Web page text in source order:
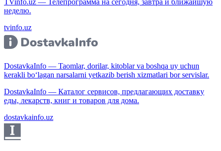
TVinfo.uz — Телепрограмма на сегодня, завтра и ближайшую
неделю.
tvinfo.uz
DostavkaInfo — Taomlar, dorilar, kitoblar va boshqa uy uchun
kerakli bo‘lagan narsalarni yetkazib berish xizmatlari bor servislar.
DostavkaInfo — Каталог сервисов, предлагающих доставку
еды, лекарств, книг и товаров для дома.
dostavkainfo.uz